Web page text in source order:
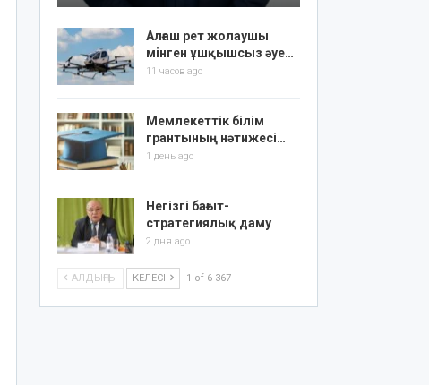
Алғаш рет жолаушы
мінген ұшқышсыз әуе…
11 часов ago
Мемлекеттік білім
грантының нәтижесі…
1 день ago
Негізгі бағыт-
стратегиялық даму
2 дня ago
АЛДЫҢҒЫ КЕЛЕСІ 1 of 6 367